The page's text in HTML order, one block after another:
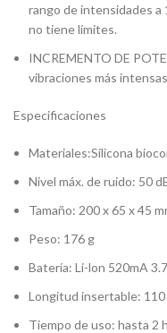
rango de intensidades a
no tiene límites.
INCREMENTO DE
vibraciones más
Especificaciones
Materiales:Silicona
Nivel máx. de ruido: 50
Tamaño: 200 x 65 x 45
Peso: 176 g
Batería: Li-lon 520mA
Longitud insertable: 110
Tiempo de uso: hasta 2 h